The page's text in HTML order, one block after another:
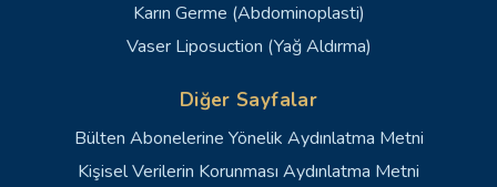
Karın Germe (Abdominoplasti)
Vaser Liposuction (Yağ Aldırma)
Diğer Sayfalar
Bülten Abonelerine Yönelik Aydınlatma Metni
Kişisel Verilerin Korunması Aydınlatma Metni